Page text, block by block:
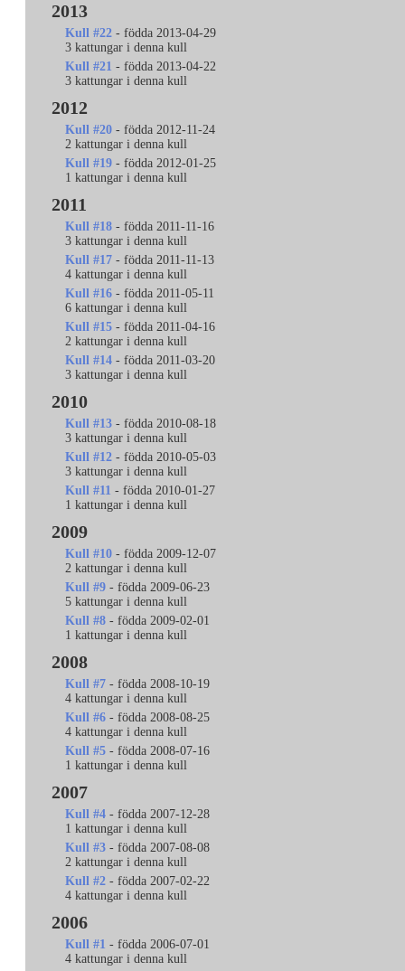
2013
Kull #22 - födda 2013-04-29
3 kattungar i denna kull
Kull #21 - födda 2013-04-22
3 kattungar i denna kull
2012
Kull #20 - födda 2012-11-24
2 kattungar i denna kull
Kull #19 - födda 2012-01-25
1 kattungar i denna kull
2011
Kull #18 - födda 2011-11-16
3 kattungar i denna kull
Kull #17 - födda 2011-11-13
4 kattungar i denna kull
Kull #16 - födda 2011-05-11
6 kattungar i denna kull
Kull #15 - födda 2011-04-16
2 kattungar i denna kull
Kull #14 - födda 2011-03-20
3 kattungar i denna kull
2010
Kull #13 - födda 2010-08-18
3 kattungar i denna kull
Kull #12 - födda 2010-05-03
3 kattungar i denna kull
Kull #11 - födda 2010-01-27
1 kattungar i denna kull
2009
Kull #10 - födda 2009-12-07
2 kattungar i denna kull
Kull #9 - födda 2009-06-23
5 kattungar i denna kull
Kull #8 - födda 2009-02-01
1 kattungar i denna kull
2008
Kull #7 - födda 2008-10-19
4 kattungar i denna kull
Kull #6 - födda 2008-08-25
4 kattungar i denna kull
Kull #5 - födda 2008-07-16
1 kattungar i denna kull
2007
Kull #4 - födda 2007-12-28
1 kattungar i denna kull
Kull #3 - födda 2007-08-08
2 kattungar i denna kull
Kull #2 - födda 2007-02-22
4 kattungar i denna kull
2006
Kull #1 - födda 2006-07-01
4 kattungar i denna kull